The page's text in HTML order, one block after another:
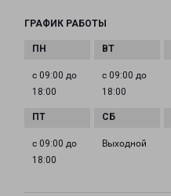
ГРАФИК РАБОТЫ
с 09:00 до
18:00
с 09:00 до
18:00
с 09:00 до
18:00
Выходной